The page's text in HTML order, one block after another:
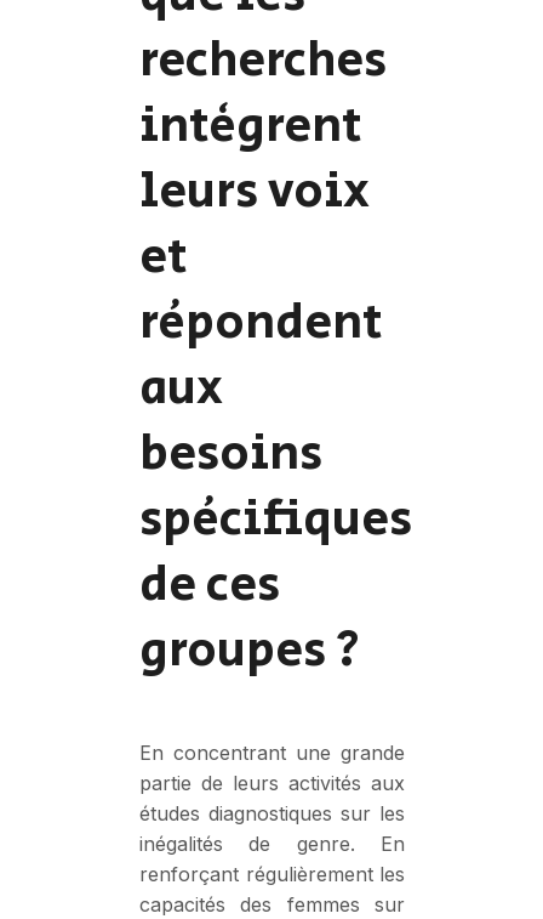
recherches
intègrent
leurs voix
et
répondent
aux
besoins
spécifiques
de ces
groupes ?
En concentrant une grande
partie de leurs activités aux
études diagnostiques sur les
inégalités de genre. En
renforçant régulièrement les
capacités des femmes sur